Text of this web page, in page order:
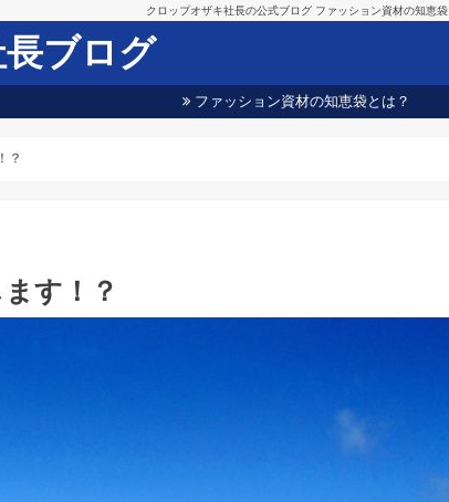
クロップオザキ社長の公式ブログ ファッション資材の知恵袋
ブログ
ファッション資材の知恵袋とは？
？
す！？